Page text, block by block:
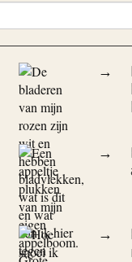
→
→
→